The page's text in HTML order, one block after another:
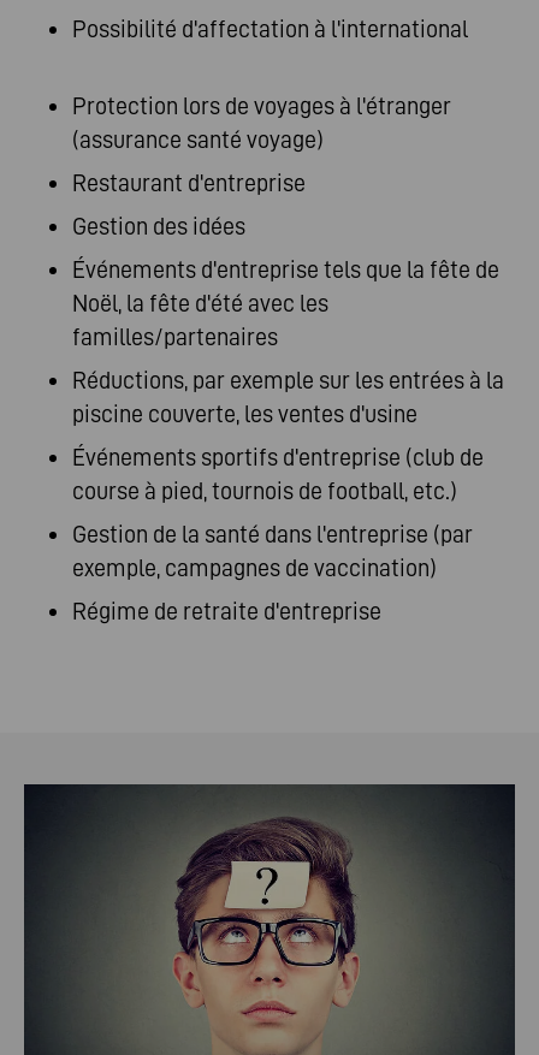
Possibilité d'affectation à l'international
Protection lors de voyages à l'étranger
(assurance santé voyage)
Restaurant d'entreprise
Gestion des idées
Événements d'entreprise tels que la fête de
Noël, la fête d'été avec les
familles/partenaires
Réductions, par exemple sur les entrées à la
piscine couverte, les ventes d'usine
Événements sportifs d'entreprise (club de
course à pied, tournois de football, etc.)
Gestion de la santé dans l'entreprise (par
exemple, campagnes de vaccination)
Régime de retraite d'entreprise